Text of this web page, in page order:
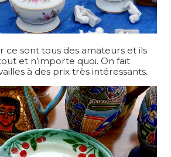
ce sont tous des amateurs et ils
et n’importe quoi. On fait
à des prix très intéressants.